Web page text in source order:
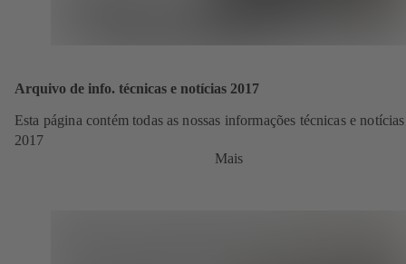
Arquivo de info. técnicas e notícias 2017
Esta página contém todas as nossas informações técnicas e
2017
Mais